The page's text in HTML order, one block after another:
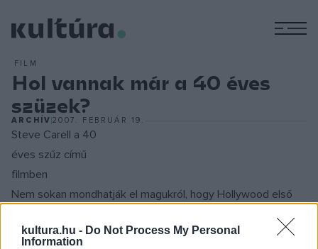
kultura.hu - Do Not Process My Personal
Information
FILM
Hol vannak már a 40 éves
szüzek?
ARCHÍV2007. FEBRUÁR 19.
Steve Carell a 40
éves szűz című
filmben
Nem sokan mondhatják el magukról, hogy Hollywood első
pillantásra befogadta és azon nyomban a sztár-státuszba
emelte őket. Akad azért néhány kivétel, ebbe a körbe